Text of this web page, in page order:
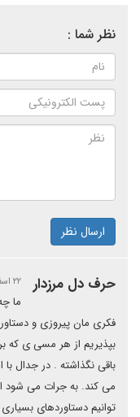
نظر شما :
ارسال نظر
حرف دل مرزدار ۲۲ اسفند ۱۴۰۳ | ۱۵:۳۵
ما
فکری مان پیروزی و
بپذیریم از هر مسی ی که
باقی نگذاشته . در جدال
می کند. به جرات می شود
توانیم دستاوردهای